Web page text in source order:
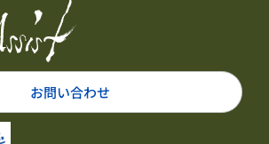
お問い合わせ